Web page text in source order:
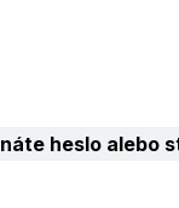
heslo alebo